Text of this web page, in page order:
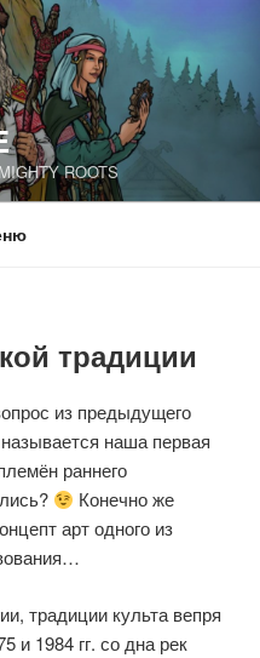
ROOTS
традиции
из предыдущего
наша первая
раннего
Конечно же
арт одного из
традиции культа вепря
и 1984 гг. со дна рек